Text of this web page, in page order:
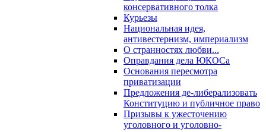
консервативного толка
Курьезы
Национальная идея,
антивестернизм, империализм
О странностях любви...
Оправдания дела ЮКОСа
Основания пересмотра
приватизации
Предложения де-либерализовать
Конституцию и публичное право
Призывы к ужесточению
уголовного и уголовно-